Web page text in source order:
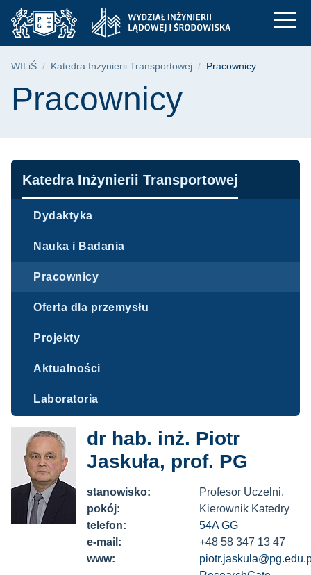
Przejdź
do
menu
głównego
Przejdź
do
wyszukiwarki
Przejdź
do
treści
Pracownicy -
Ścieżka nawigacyjna
WILiŚ Katedra Inżynierii Transportowej Pracownicy
Treść strony
Pracownicy
Nawigacja
Katedra Inżynierii Transportowej
Dydaktyka
Nauka i Badania
Pracownicy
Oferta dla przemysłu
Projekty
Aktualności
Laboratoria
dr hab. inż. Piotr
Jaskuła, prof. PG
stanowisko:
pokój:
telefon:
e-mail:
www:
Profesor Uczelni,
Kierownik Katedry
54A GG
+48 58 347 13 47